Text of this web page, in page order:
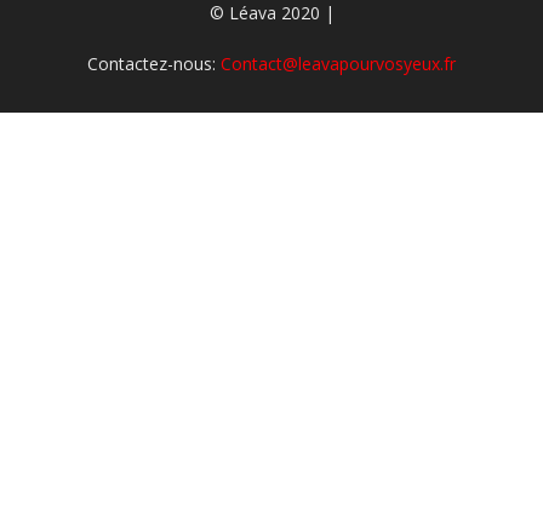
© Léava 2020 |
Contactez-nous: Contact@leavapourvosyeux.fr